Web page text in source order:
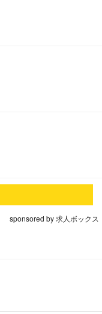
sponsored by 求人ボックス